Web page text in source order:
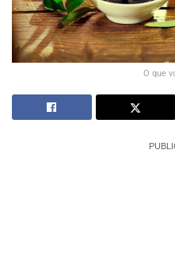
O que